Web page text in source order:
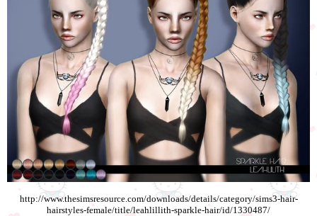
http://www.thesimsresource.com/downloads/details/category/sims3-hair-
hairstyles-female/title/leahlillith-sparkle-hair/id/1330487/